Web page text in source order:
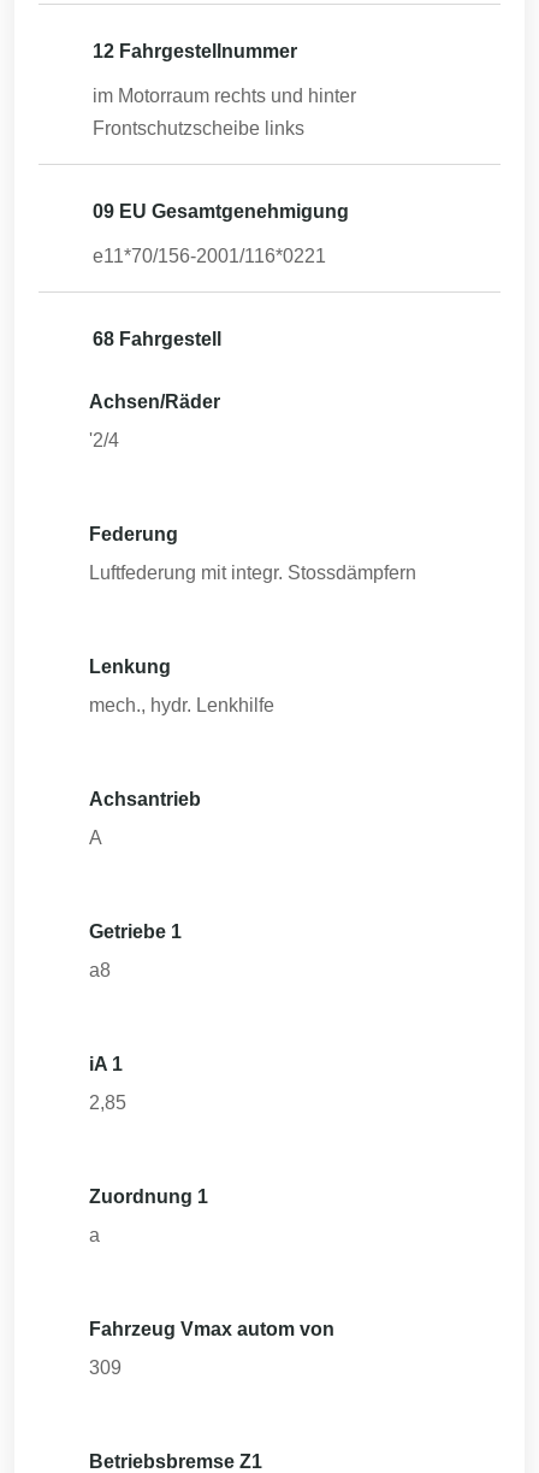
12 Fahrgestellnummer
im Motorraum rechts und hinter
Frontschutzscheibe links
09 EU Gesamtgenehmigung
e11*70/156-2001/116*0221
68 Fahrgestell
Achsen/Räder
'2/4
Federung
Luftfederung mit integr. Stossdämpfern
Lenkung
mech., hydr. Lenkhilfe
Achsantrieb
A
Getriebe 1
a8
iA 1
2,85
Zuordnung 1
a
Fahrzeug Vmax autom von
309
Betriebsbremse Z1